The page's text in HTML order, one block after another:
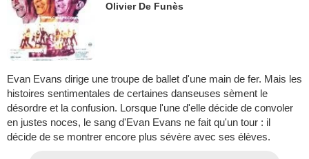
Olivier De Funès
Evan Evans dirige une troupe de ballet d'une main de fer. Mais les
histoires sentimentales de certaines danseuses sèment le
désordre et la confusion. Lorsque l'une d'elle décide de convoler
en justes noces, le sang d'Evan Evans ne fait qu'un tour : il
décide de se montrer encore plus sévère avec ses élèves.